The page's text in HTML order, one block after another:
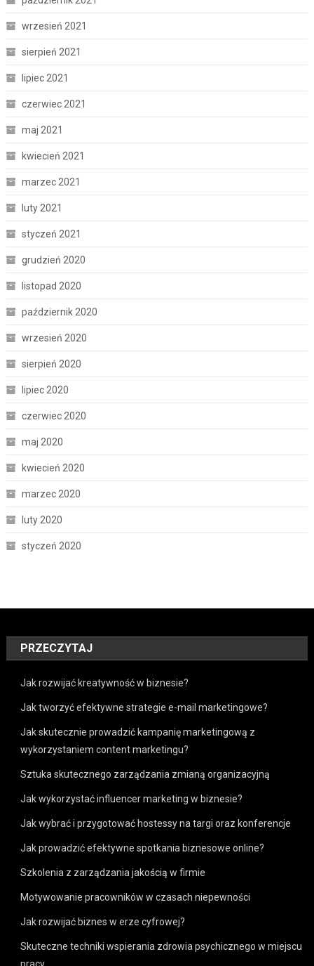
wrzesień 2021
sierpień 2021
lipiec 2021
czerwiec 2021
maj 2021
kwiecień 2021
marzec 2021
luty 2021
styczeń 2021
grudzień 2020
listopad 2020
październik 2020
wrzesień 2020
sierpień 2020
lipiec 2020
czerwiec 2020
maj 2020
kwiecień 2020
marzec 2020
luty 2020
styczeń 2020
PRZECZYTAJ
Jak rozwijać kreatywność w biznesie?
Jak tworzyć efektywne strategie e-mail marketingowe?
Jak skutecznie prowadzić kampanię marketingową z
wykorzystaniem content marketingu?
Sztuka skutecznego zarządzania zmianą organizacyjną
Jak wykorzystać influencer marketing w biznesie?
Jak wybrać i przygotować hostessy na targi oraz konferencje
Jak prowadzić efektywne spotkania biznesowe online?
Szkolenia z zarządzania jakością w firmie
Motywowanie pracowników w czasach niepewności
Jak rozwijać biznes w erze cyfrowej?
Skuteczne techniki wspierania zdrowia psychicznego w miejscu
pracy